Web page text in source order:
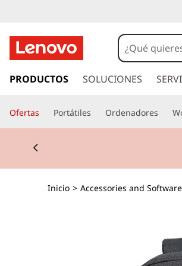
r
c
o
e
PRODUCTOS SOLUCIONES
Ofertas Portátiles Ordenadores
Inicio > Accessories and Software